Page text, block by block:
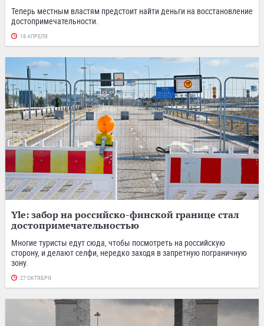
Теперь местным властям предстоит найти деньги на восстановление
достопримечательности.
18 АПРЕЛЯ
Yle: забор на российско-финской границе стал
достопримечательностью
Многие туристы едут сюда, чтобы посмотреть на российскую
сторону, и делают селфи, нередко заходя в запретную пограничную
зону.
27 ОКТЯБРЯ